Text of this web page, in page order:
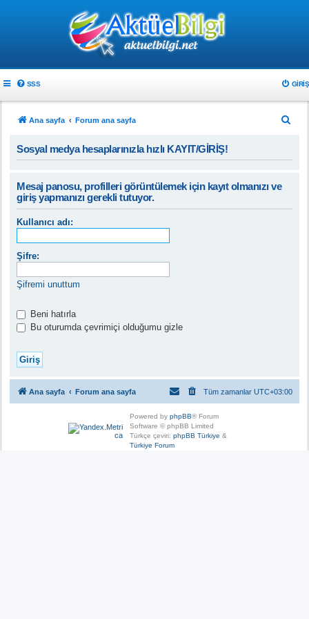
SSS GIRIŞ
Ana sayfa Forum ana sayfa
Sosyal medya hesaplarınızla hızlı KAYIT/GİRİŞ!
Mesaj panosu, profilleri görüntülemek için kayıt olmanızı ve
giriş yapmanızı gerekli tutuyor.
Kullanıcı adı:
Şifre:
Şifremi unuttum
Beni hatırla
Bu oturumda çevrimiçi olduğumu gizle
Ana sayfa Forum ana sayfa Tüm zamanlar UTC+03:00
Powered by phpBB® Forum
Software © phpBB Limited
Türkçe çeviri: phpBB Türkiye &
Türkiye Forum